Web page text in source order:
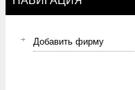
Добавить фирму